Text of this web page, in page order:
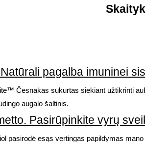
pagalba imuninei
Česnakas sukurtas siekiant užtikrinti
augalo šaltinis.
Pasirūpinkite vyrų
pasirodė esąs vertingas papildymas